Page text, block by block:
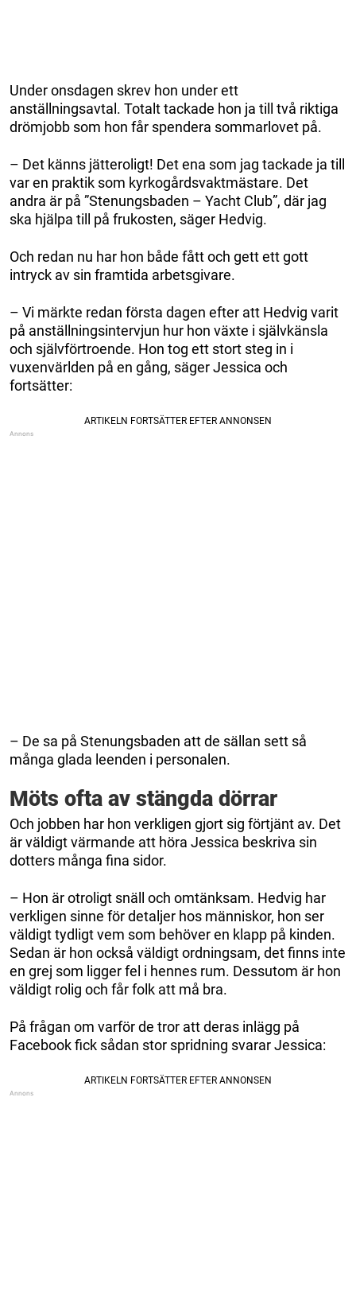
Under onsdagen skrev hon under ett
anställningsavtal. Totalt tackade hon ja till två riktiga
drömjobb som hon får spendera sommarlovet på.
– Det känns jätteroligt! Det ena som jag tackade ja till
var en praktik som kyrkogårdsvaktmästare. Det
andra är på ”Stenungsbaden – Yacht Club”, där jag
ska hjälpa till på frukosten, säger Hedvig.
Och redan nu har hon både fått och gett ett gott
intryck av sin framtida arbetsgivare.
– Vi märkte redan första dagen efter att Hedvig varit
på anställningsintervjun hur hon växte i självkänsla
och självförtroende. Hon tog ett stort steg in i
vuxenvärlden på en gång, säger Jessica och
fortsätter:
– De sa på Stenungsbaden att de sällan sett så
många glada leenden i personalen.
Möts ofta av stängda dörrar
Och jobben har hon verkligen gjort sig förtjänt av. Det
är väldigt värmande att höra Jessica beskriva sin
dotters många fina sidor.
– Hon är otroligt snäll och omtänksam. Hedvig har
verkligen sinne för detaljer hos människor, hon ser
väldigt tydligt vem som behöver en klapp på kinden.
Sedan är hon också väldigt ordningsam, det finns inte
en grej som ligger fel i hennes rum. Dessutom är hon
väldigt rolig och får folk att må bra.
På frågan om varför de tror att deras inlägg på
Facebook fick sådan stor spridning svarar Jessica: